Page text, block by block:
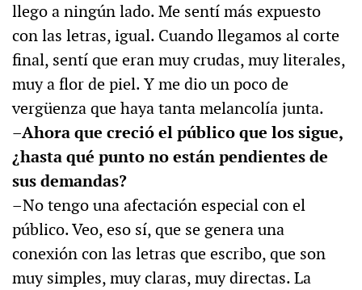
llego a ningún lado. Me sentí más expuesto
con las letras, igual. Cuando llegamos al corte
final, sentí que eran muy crudas, muy literales,
muy a flor de piel. Y me dio un poco de
vergüenza que haya tanta melancolía junta.
–Ahora que creció el público que los sigue,
¿hasta qué punto no están pendientes de
sus demandas?
–No tengo una afectación especial con el
público. Veo, eso sí, que se genera una
conexión con las letras que escribo, que son
muy simples, muy claras, muy directas. La